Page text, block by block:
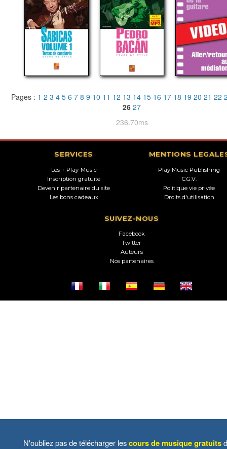
Pages : 1 2 3 4 5 6 7 8 9 10 11 12 13 14 15 16 17 18 19 20 21 22
26 27
236.70ms
SERVICES
Les + Play-Music
Inscription gratuite
Devenir partenaire du site
Les bons cadeaux
MENTIONS
Play Music Publishing
C.G.V.
Politique vie privée
Droits d'utilisation
SUIVEZ-NOUS
Facebook
Twitter
Auteurs
Nos partenaires
N'oubliez pas de télécharger lescours de musique gratuits